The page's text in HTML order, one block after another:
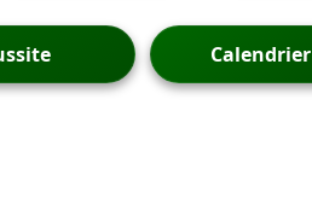
Calendrier